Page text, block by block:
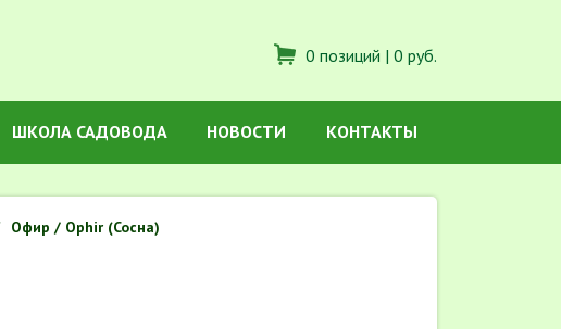
0 позиций | 0 руб.
ШКОЛА САДОВОДА НОВОСТИ КОНТАКТЫ
Офир / Ophir (Сосна)